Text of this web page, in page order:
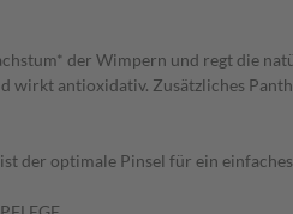
der Wimpern und regt die
wirkt antioxidativ. Zusätzliches
der optimale Pinsel für ein